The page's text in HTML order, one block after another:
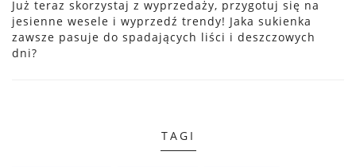
Już teraz skorzystaj z wyprzedaży, przygotuj się na
jesienne wesele i wyprzedź trendy! Jaka sukienka
zawsze pasuje do spadających liści i deszczowych
dni?
TAGI